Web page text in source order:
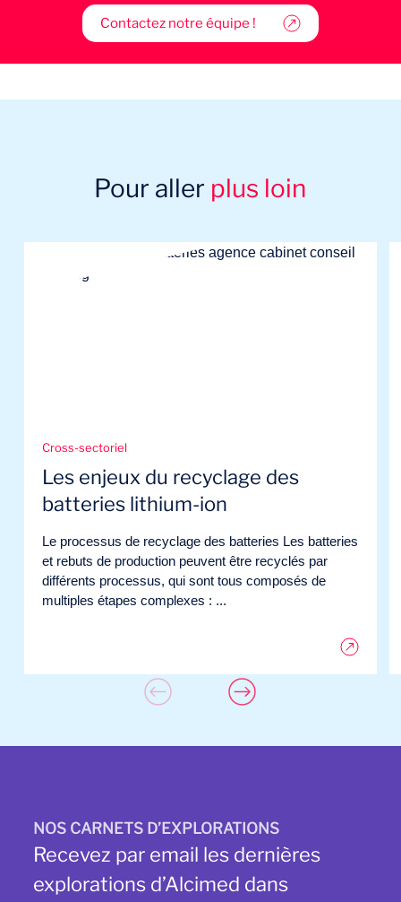
Contactez notre équipe !
Pour aller plus loin
Cross-sectoriel
Les enjeux du recyclage des
batteries lithium-ion
Le processus de recyclage des batteries Les batteries
et rebuts de production peuvent être recyclés par
différents processus, qui sont tous composés de
multiples étapes complexes : ...
NOS CARNETS D’EXPLORATIONS
Recevez par email les dernières
explorations d’Alcimed dans